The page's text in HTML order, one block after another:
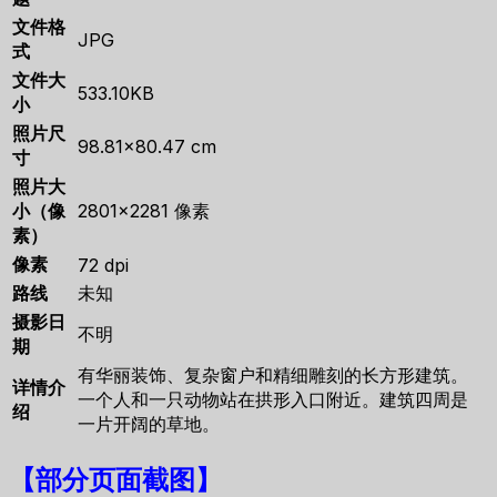
文件格
式
JPG
文件大
小
533.10KB
照片尺
寸
98.81×80.47 cm
照片大
小（像
素）
2801×2281 像素
像素
72 dpi
路线
未知
摄影日
期
不明
详情介
绍
有华丽装饰、复杂窗户和精细雕刻的长方形建筑。
一个人和一只动物站在拱形入口附近。建筑四周是
一片开阔的草地。
【部分页面截图 】